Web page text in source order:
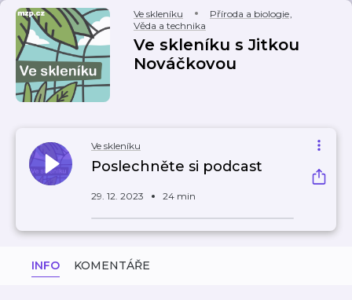
Ve skleníku Příroda a biologie,
Věda a technika
Ve skleníku s Jitkou
Nováčkovou
Ve skleníku
Poslechněte si podcast
29. 12. 2023 24 min
INFO KOMENTÁŘE